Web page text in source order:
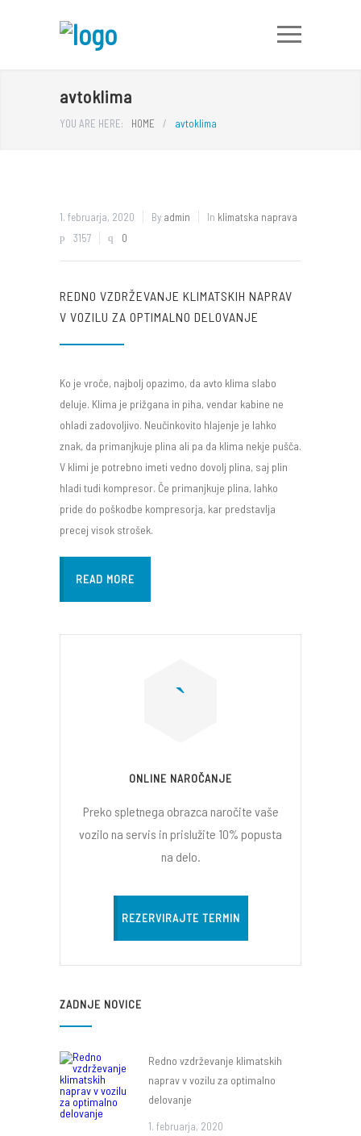
avtoklima
YOU ARE HERE: HOME / avtoklima
1. februarja, 2020 By admin In klimatska naprava
3157
0
REDNO VZDRŽEVANJE KLIMATSKIH NAPRAV
V VOZILU ZA OPTIMALNO DELOVANJE
Ko je vroče, najbolj opazimo, da avto klima slabo
deluje. Klima je prižgana in piha, vendar kabine ne
ohladi zadovoljivo. Neučinkovito hlajenje je lahko
znak, da primanjkuje plina ali pa da klima nekje pušča.
V klimi je potrebno imeti vedno dovolj plina, saj plin
hladi tudi kompresor. Če primanjkuje plina, lahko
pride do poškodbe kompresorja, kar predstavlja
precej visok strošek.
READ MORE
ONLINE NAROČANJE
Preko spletnega obrazca naročite vaše
vozilo na servis in prislužite 10% popusta
na delo.
REZERVIRAJTE TERMIN
ZADNJE NOVICE
Redno vzdrževanje klimatskih
naprav v vozilu za optimalno
delovanje
1. februarja, 2020